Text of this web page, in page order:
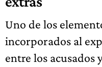
Uno de los
incorporados al
entre los acusados